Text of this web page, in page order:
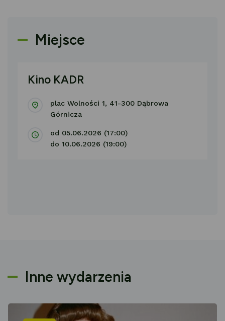
Miejsce
Kino KADR
plac Wolności 1, 41-300 Dąbrowa
Górnicza
od 05.06.2026 (17:00)
do 10.06.2026 (19:00)
Inne wydarzenia